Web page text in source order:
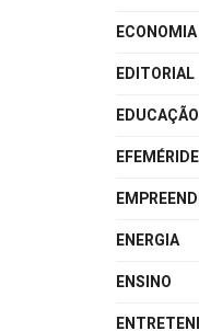
ECONOMIA
EDITORIAL
EDUCAÇÃO
EFEMÉRIDE
ENERGIA
ENSINO